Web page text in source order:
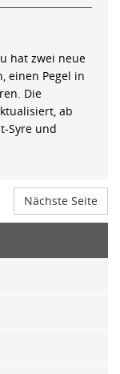
hat zwei neue
einen Pegel in
Die
ab
Syre und
Nächste Seite